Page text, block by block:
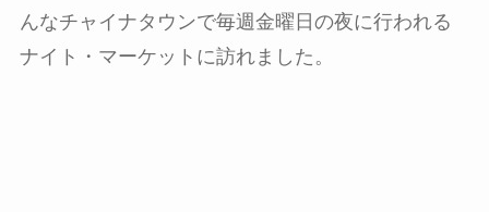
んなチャイナタウンで毎週金曜日の夜に行われる
ナイト・マーケットに訪れました。